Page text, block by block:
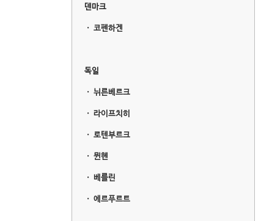
덴마크
ㆍ 코펜하겐
독일
ㆍ 뉘른베르크
ㆍ 라이프치히
ㆍ 로텐부르크
ㆍ 뮌헨
ㆍ 베를린
ㆍ 에르푸르트